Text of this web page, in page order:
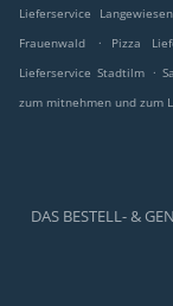
Lieferservice Langewiesen
Frauenwald
. Pizza
Lieferservice Stadtilm .
zum mitnehmen und zum
DAS BESTELL- &